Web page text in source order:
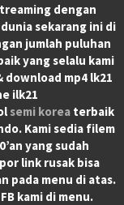
dengan
sekarang ini di
jumlah puluhan
yang selalu kami
mp4 lk21
ilk21
semi korea terbaik
Kami sedia filem
yang sudah
link rusak bisa
pada menu di atas.
kami di menu.